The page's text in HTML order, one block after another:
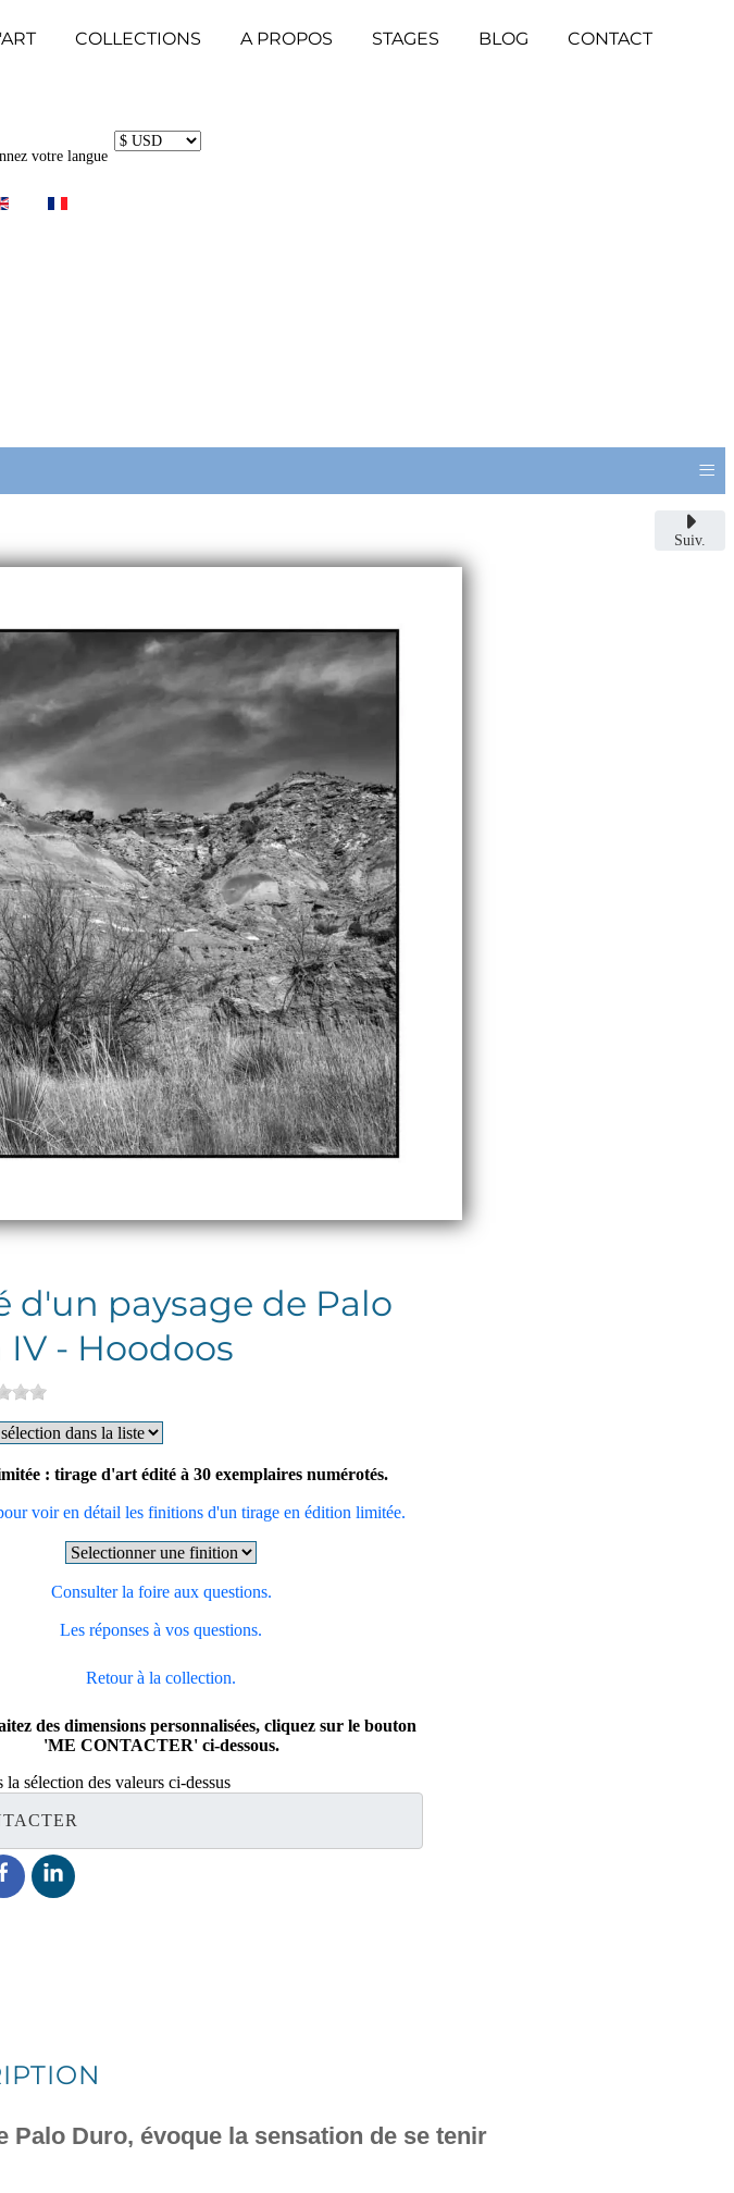
COLLECTIONS A PROPOS STAGES BLOG CONTACT
votre langue
≡
Suiv.
paysage de Palo
- Hoodoos
: tirage d'art édité à 30 exemplaires numérotés.
voir en détail les finitions d'un tirage en édition limitée.
Consulter la foire aux questions.
Les réponses à vos questions.
Retour à la collection.
des dimensions personnalisées, cliquez sur le bouton
'ME CONTACTER' ci-dessous.
sélection des valeurs ci-dessus
Duro, évoque la sensation de se tenir